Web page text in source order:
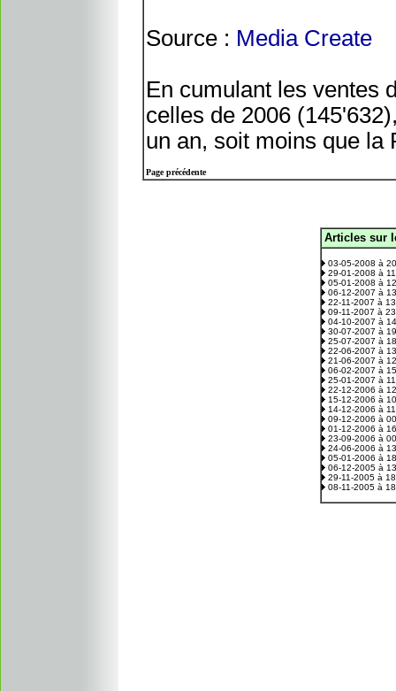
Source : Media Create
En cumulant les ventes
celles de 2006
un an, soit moins que la
Page précédente
Articles sur
03-05-2008 à
29-01-2008 à
05-01-2008 à
06-12-2007 à
22-11-2007 à
09-11-2007 à
04-10-2007 à
30-07-2007 à
25-07-2007 à
22-06-2007 à
21-06-2007 à
06-02-2007 à
25-01-2007 à
22-12-2006 à
15-12-2006 à
14-12-2006 à
09-12-2006 à
01-12-2006 à
23-09-2006 à
24-06-2006 à
05-01-2006 à
06-12-2005 à
29-11-2005 à
08-11-2005 à